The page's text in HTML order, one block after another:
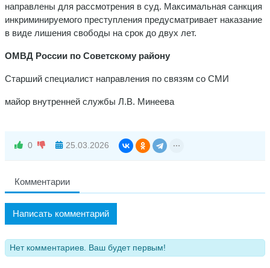
направлены для рассмотрения в суд. Максимальная санкция
инкриминируемого преступления предусматривает наказание
в виде лишения свободы на срок до двух лет.
ОМВД России по Советскому району
Старший специалист направления по связям со СМИ
майор внутренней службы Л.В. Минеева
0 25.03.2026
Комментарии
Написать комментарий
Нет комментариев. Ваш будет первым!